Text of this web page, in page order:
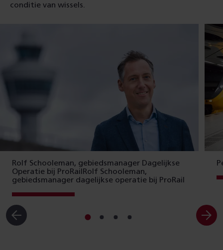
conditie van wissels.
Rolf Schooleman, gebiedsmanager Dagelijkse
Operatie bij ProRailRolf Schooleman,
gebiedsmanager dagelijkse operatie bij ProRail
Ga
Ga
Ga
Ga